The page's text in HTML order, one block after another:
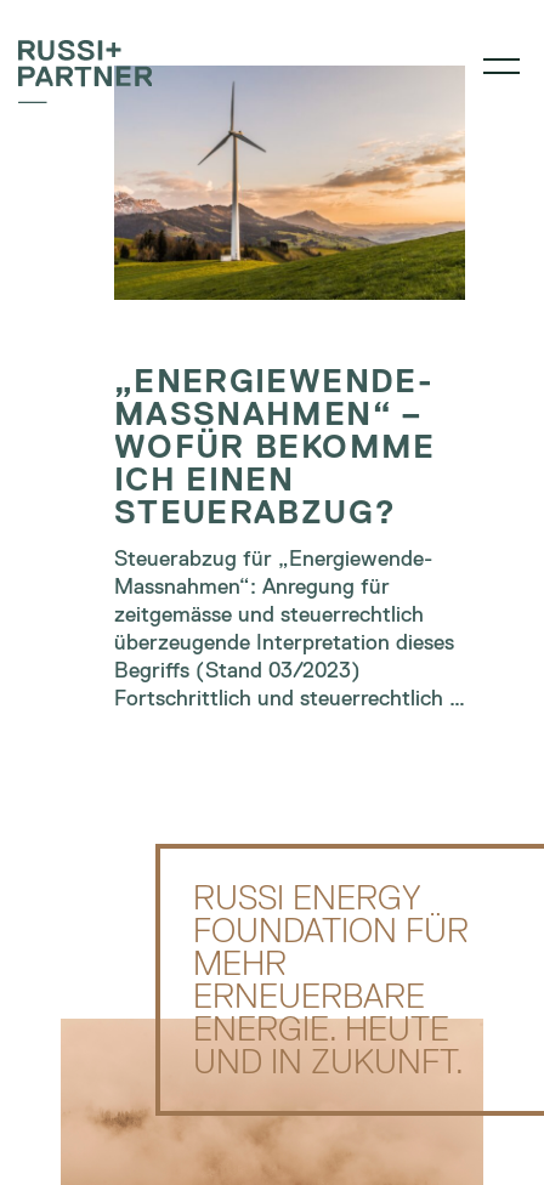
„ENERGIEWENDE-
MASSNAHMEN“ –
WOFÜR BEKOMME
ICH EINEN
STEUERABZUG?
Steuerabzug für „Energiewende-
Massnahmen“: Anregung für
zeitgemässe und steuerrechtlich
überzeugende Interpretation dieses
Begriffs (Stand 03/2023)
Fortschrittlich und steuerrechtlich …
RUSSI ENERGY
FOUNDATION FÜR
MEHR
ERNEUERBARE
ENERGIE. HEUTE
UND IN ZUKUNFT.